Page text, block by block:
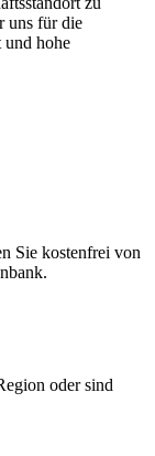
uns für die
und hohe
Sie kostenfrei von
oder sind